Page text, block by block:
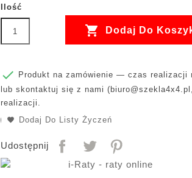
Ilość
 Dodaj Do

Produkt na zamówienie — czas
lub skontaktuj się z nami ( biuro@szekla4x4.pl
realizacji.
Dodaj Do Listy Życzeń
Udostępnij